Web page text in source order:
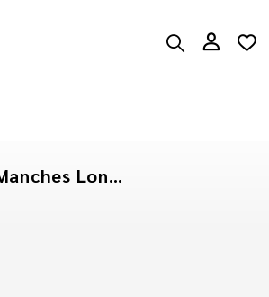
Chemise Art Brut Manches Longues